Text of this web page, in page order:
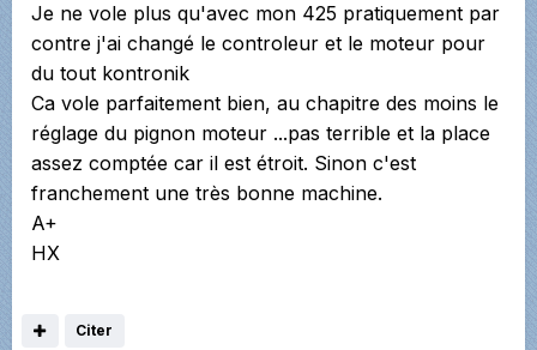
Je ne vole plus qu'avec mon 425 pratiquement par
contre j'ai changé le controleur et le moteur pour
du tout kontronik
Ca vole parfaitement bien, au chapitre des moins le
réglage du pignon moteur ...pas terrible et la place
assez comptée car il est étroit. Sinon c'est
franchement une très bonne machine.
A+
HX
Citer